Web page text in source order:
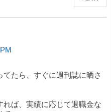
たら、すぐに週刊誌に晒さ
ば、実績に応じて退職金な